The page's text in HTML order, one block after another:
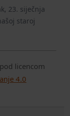
23. siječnja
staroj
licencom
4.0